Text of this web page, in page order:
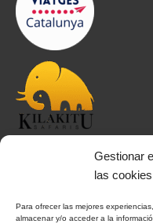
Gestionar
las cookies
Para ofrecer las mejores
almacenar y/o acceder a la
INFORMACIÓN
Aviso Legal